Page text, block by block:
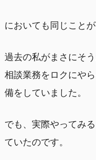
においても同じことが
過去の私がまさにそう
相談業務をロクにや
備をしていました。
でも、実際やってみ
ていたのです。